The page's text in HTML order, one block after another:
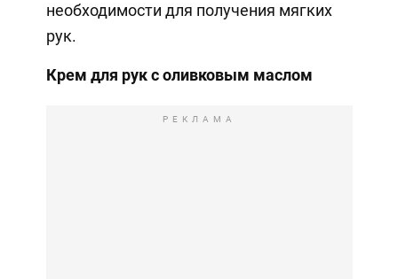
необходимости для получения мягких
рук.
Крем для рук с оливковым маслом
РЕКЛАМА